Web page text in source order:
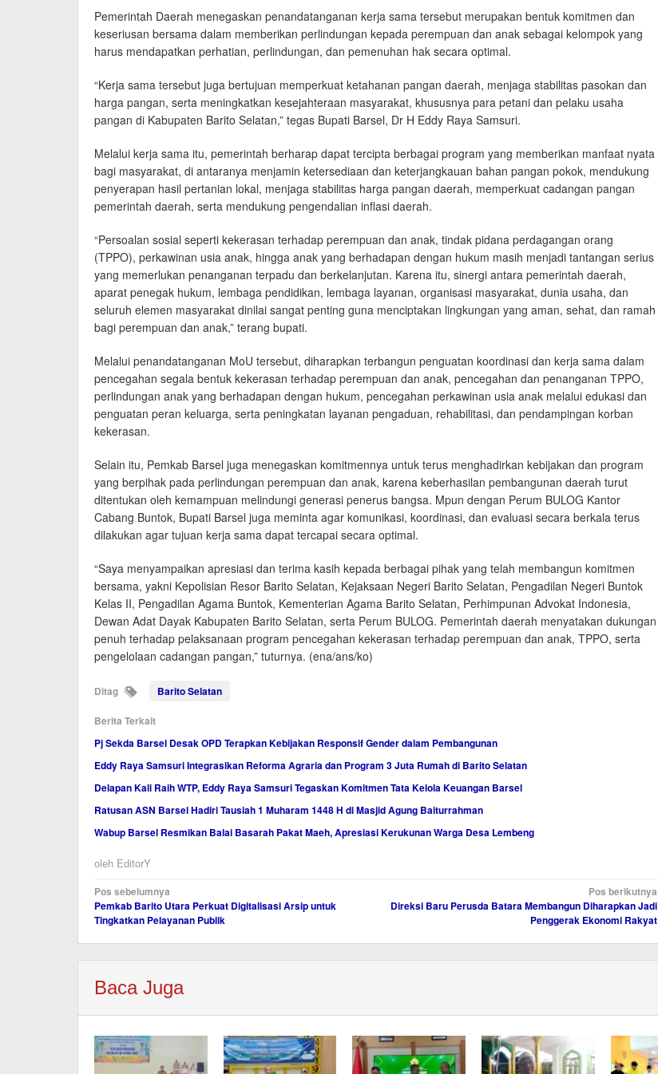
Pemerintah Daerah menegaskan penandatanganan kerja sama tersebut merupakan bentuk komitmen dan
keseriusan bersama dalam memberikan perlindungan kepada perempuan dan anak sebagai kelompok yang
harus mendapatkan perhatian, perlindungan, dan pemenuhan hak secara optimal.
“Kerja sama tersebut juga bertujuan memperkuat ketahanan pangan daerah, menjaga stabilitas pasokan dan
harga pangan, serta meningkatkan kesejahteraan masyarakat, khususnya para petani dan pelaku usaha
pangan di Kabupaten Barito Selatan,” tegas Bupati Barsel, Dr H Eddy Raya Samsuri.
Melalui kerja sama itu, pemerintah berharap dapat tercipta berbagai program yang memberikan manfaat nyata
bagi masyarakat, di antaranya menjamin ketersediaan dan keterjangkauan bahan pangan pokok, mendukung
penyerapan hasil pertanian lokal, menjaga stabilitas harga pangan daerah, memperkuat cadangan pangan
pemerintah daerah, serta mendukung pengendalian inflasi daerah.
“Persoalan sosial seperti kekerasan terhadap perempuan dan anak, tindak pidana perdagangan orang
(TPPO), perkawinan usia anak, hingga anak yang berhadapan dengan hukum masih menjadi tantangan serius
yang memerlukan penanganan terpadu dan berkelanjutan. Karena itu, sinergi antara pemerintah daerah,
aparat penegak hukum, lembaga pendidikan, lembaga layanan, organisasi masyarakat, dunia usaha, dan
seluruh elemen masyarakat dinilai sangat penting guna menciptakan lingkungan yang aman, sehat, dan ramah
bagi perempuan dan anak,” terang bupati.
Melalui penandatanganan MoU tersebut, diharapkan terbangun penguatan koordinasi dan kerja sama dalam
pencegahan segala bentuk kekerasan terhadap perempuan dan anak, pencegahan dan penanganan TPPO,
perlindungan anak yang berhadapan dengan hukum, pencegahan perkawinan usia anak melalui edukasi dan
penguatan peran keluarga, serta peningkatan layanan pengaduan, rehabilitasi, dan pendampingan korban
kekerasan.
Selain itu, Pemkab Barsel juga menegaskan komitmennya untuk terus menghadirkan kebijakan dan program
yang berpihak pada perlindungan perempuan dan anak, karena keberhasilan pembangunan daerah turut
ditentukan oleh kemampuan melindungi generasi penerus bangsa. Mpun dengan Perum BULOG Kantor
Cabang Buntok, Bupati Barsel juga meminta agar komunikasi, koordinasi, dan evaluasi secara berkala terus
dilakukan agar tujuan kerja sama dapat tercapai secara optimal.
“Saya menyampaikan apresiasi dan terima kasih kepada berbagai pihak yang telah membangun komitmen
bersama, yakni Kepolisian Resor Barito Selatan, Kejaksaan Negeri Barito Selatan, Pengadilan Negeri Buntok
Kelas II, Pengadilan Agama Buntok, Kementerian Agama Barito Selatan, Perhimpunan Advokat Indonesia,
Dewan Adat Dayak Kabupaten Barito Selatan, serta Perum BULOG. Pemerintah daerah menyatakan dukungan
penuh terhadap pelaksanaan program pencegahan kekerasan terhadap perempuan dan anak, TPPO, serta
pengelolaan cadangan pangan,” tuturnya. (ena/ans/ko)
Ditag Barito Selatan
Berita Terkait
Pj Sekda Barsel Desak OPD Terapkan Kebijakan Responsif Gender dalam Pembangunan
Eddy Raya Samsuri Integrasikan Reforma Agraria dan Program 3 Juta Rumah di Barito Selatan
Delapan Kali Raih WTP, Eddy Raya Samsuri Tegaskan Komitmen Tata Kelola Keuangan Barsel
Ratusan ASN Barsel Hadiri Tausiah 1 Muharam 1448 H di Masjid Agung Baiturrahman
Wabup Barsel Resmikan Balai Basarah Pakat Maeh, Apresiasi Kerukunan Warga Desa Lembeng
oleh EditorY
Navigasi
pos
Pos sebelumnya
Pemkab Barito Utara Perkuat Digitalisasi Arsip untuk
Tingkatkan Pelayanan Publik
Pos berikutnya
Direksi Baru Perusda Batara Membangun Diharapkan Jadi
Penggerak Ekonomi Rakyat
Baca Juga